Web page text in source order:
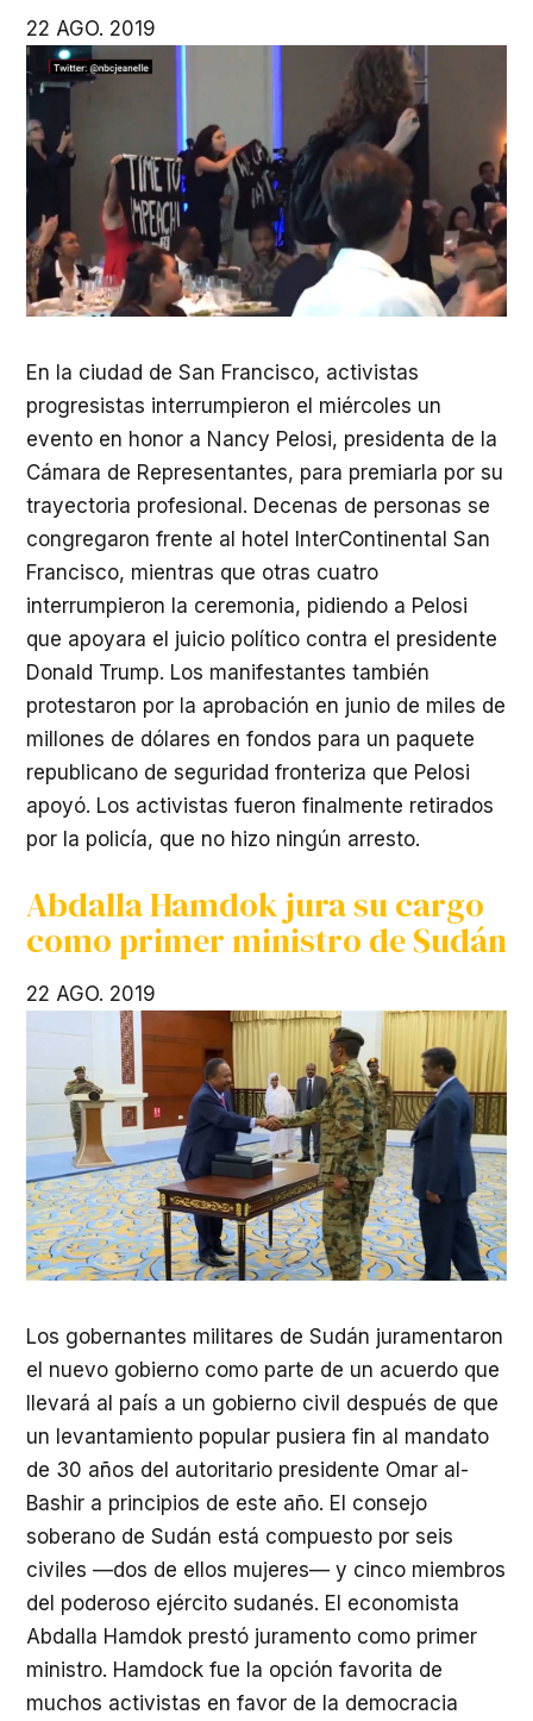
22 AGO. 2019
En la ciudad de San Francisco, activistas
progresistas interrumpieron el miércoles un
evento en honor a Nancy Pelosi, presidenta de la
Cámara de Representantes, para premiarla por su
trayectoria profesional. Decenas de personas se
congregaron frente al hotel InterContinental San
Francisco, mientras que otras cuatro
interrumpieron la ceremonia, pidiendo a Pelosi
que apoyara el juicio político contra el presidente
Donald Trump. Los manifestantes también
protestaron por la aprobación en junio de miles de
millones de dólares en fondos para un paquete
republicano de seguridad fronteriza que Pelosi
apoyó. Los activistas fueron finalmente retirados
por la policía, que no hizo ningún arresto.
Abdalla Hamdok jura su cargo
como primer ministro de Sudán
22 AGO. 2019
Los gobernantes militares de Sudán juramentaron
el nuevo gobierno como parte de un acuerdo que
llevará al país a un gobierno civil después de que
un levantamiento popular pusiera fin al mandato
de 30 años del autoritario presidente Omar al-
Bashir a principios de este año. El consejo
soberano de Sudán está compuesto por seis
civiles —dos de ellos mujeres— y cinco miembros
del poderoso ejército sudanés. El economista
Abdalla Hamdok prestó juramento como primer
ministro. Hamdock fue la opción favorita de
muchos activistas en favor de la democracia